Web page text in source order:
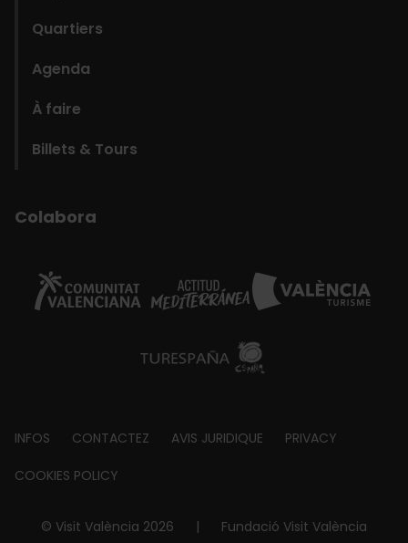
Quartiers
Agenda
À faire
Billets & Tours
Colabora
Footer
about
INFOS CONTACTEZ AVIS JURIDIQUE PRIVACY
COOKIES POLICY
© Visit València 2026 | Fundació Visit València